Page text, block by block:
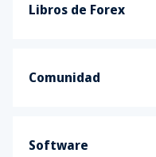
Libros de Forex
Comunidad
Software